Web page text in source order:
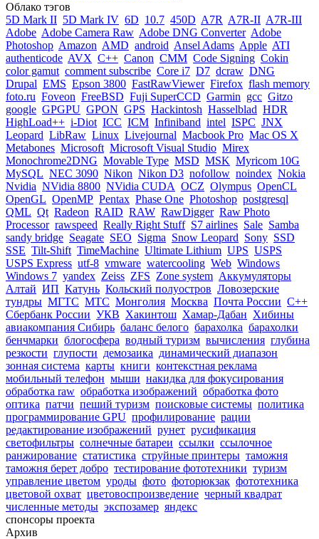
Облако тэгов
5D Mark II 5D Mark IV 6D 10.7 450D A7R A7R-II A7R-III
Adobe Adobe Camera Raw Adobe DNG Converter Adobe
Photoshop Amazon AMD android Ansel Adams Apple ATI
authenticode AVX C++ Canon CMM Code Signing Cokin
color gamut comment subscribe Core i7 D7 dcraw DNG
Drupal EMS Epson 3800 FastRawViewer Firefox flash memory
foto.ru Foveon FreeBSD Fuji SuperCCD Garmin gcc Gitzo
google GPGPU GPON GPS Hackintosh Hasselblad HDR
HighLoad++ i-Diot ICC ICM Infiniband intel ISPC JNX
Leopard LibRaw Linux Livejournal Macbook Pro Mac OS X
Metabones Microsoft Microsoft Visual Studio Mirex
Monochrome2DNG Movable Type MSD MSK Myricom 10G
MySQL NEC 3090 Nikon Nikon D3 nofollow noindex Nokia
Nvidia NVidia 8800 NVidia CUDA OCZ Olympus OpenCL
OpenGL OpenMP Pentax Phase One Photoshop postgresql
QML Qt Radeon RAID RAW RawDigger Raw Photo
Processor rawspeed Really Right Stuff S7 airlines Sale Samba
sandy bridge Seagate SEO Sigma Snow Leopard Sony SSD
SSE Tilt-Shift TimeMachine Ultimate Lithium UPS USPS
USPS Express utf-8 vmware watercooling Web Windows
Windows 7 yandex Zeiss ZFS Zone system Аккумуляторы
Алтай ИП Катунь Кольский полуостров Ловозерские
тундры МГТС МТС Монголия Москва Почта России С++
Сбербанк России УКВ Хакинтош Хамар-Дабан Хибины
авиакомпания Сибирь баланс белого барахолка барахолки
бенчмарки блогосфера водный туризм вычисления глубина
резкости глупости демозаика динамический диапазон
зонная система карты книги контекстная реклама
мобильный телефон мыши накидка для фокусирования
обработка raw обработка изображений обработка фото
оптика патчи пеший туризм поисковые системы политика
программирование GPU профилирование рации
редактирование изображений рунет русификация
светофильтры солнечные батареи ссылки ссылочное
ранжирование статистика струйные принтеры таможня
таможня берет добро тестирование фототехники туризм
управление цветом уроды фото фоторюкзак фототехника
цветовой охват цветовоспроизведение черный квадрат
численные методы экспозамер яндекс
спонсоры проекта
Архив